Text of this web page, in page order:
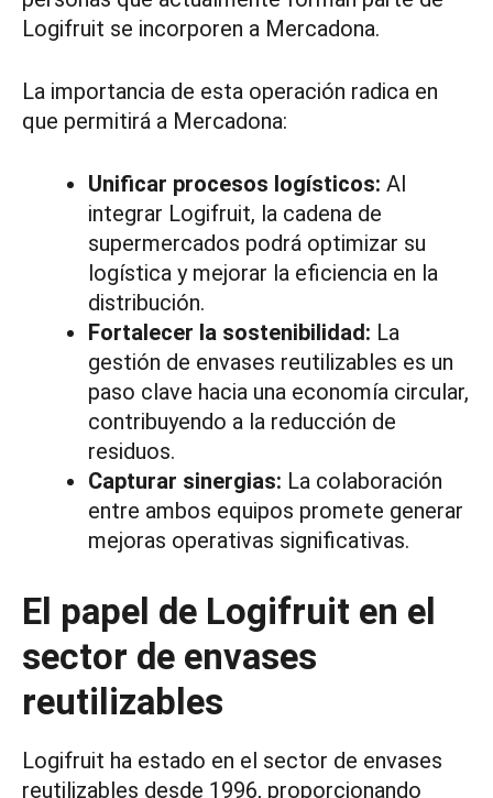
Logifruit se incorporen a Mercadona.
La importancia de esta operación radica en
que permitirá a Mercadona:
Unificar procesos logísticos: Al
integrar Logifruit, la cadena de
supermercados podrá optimizar su
logística y mejorar la eficiencia en la
distribución.
Fortalecer la sostenibilidad: La
gestión de envases reutilizables es un
paso clave hacia una economía circular,
contribuyendo a la reducción de
residuos.
Capturar sinergias: La colaboración
entre ambos equipos promete generar
mejoras operativas significativas.
El papel de Logifruit en el
sector de envases
reutilizables
Logifruit ha estado en el sector de envases
reutilizables desde 1996, proporcionando